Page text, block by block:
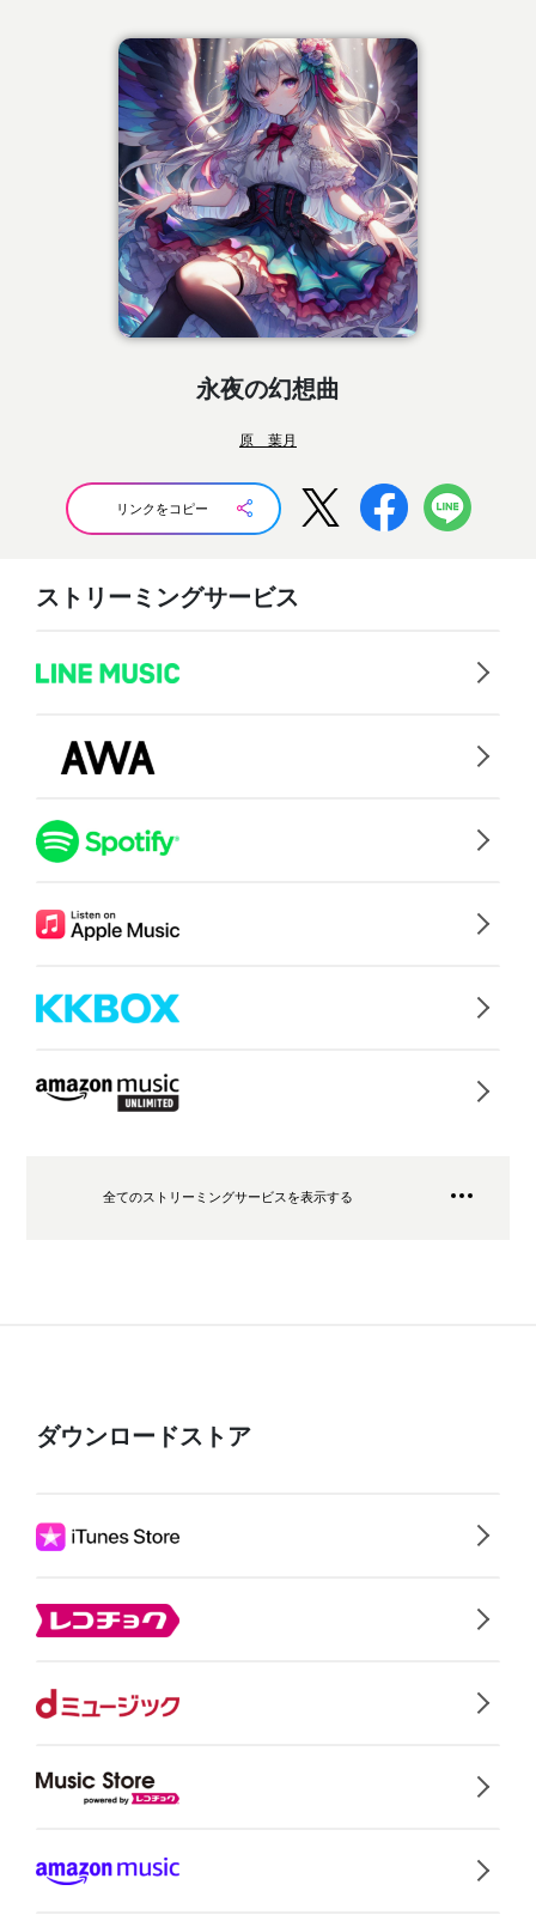
永夜の幻想曲
原 葉月
リンクをコピー
ストリーミングサービス
全てのストリーミングサービスを表示する
ダウンロードストア